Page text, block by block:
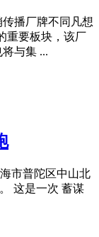
播厂牌不同凡想
重要板块，该厂
与集 ...
市普陀区中山北
这是一次 蓄谋